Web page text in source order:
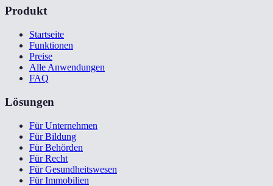
Produkt
Startseite
Funktionen
Preise
Alle Anwendungen
FAQ
Lösungen
Für Unternehmen
Für Bildung
Für Behörden
Für Recht
Für Gesundheitswesen
Für Immobilien